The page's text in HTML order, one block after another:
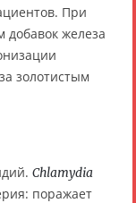
При
железа
золотистым
Chlamydia
поражает